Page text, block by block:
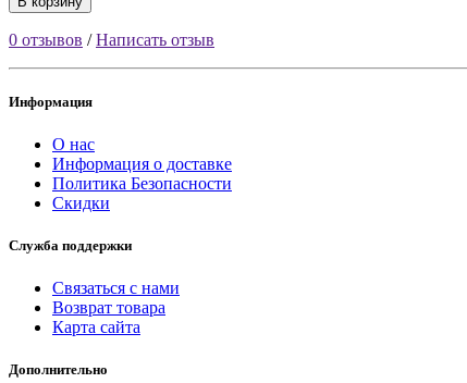
0 отзывов /Написать отзыв
Информация
О нас
Информация о доставке
Политика Безопасности
Скидки
Служба поддержки
Связаться с нами
Возврат товара
Карта сайта
Дополнительно